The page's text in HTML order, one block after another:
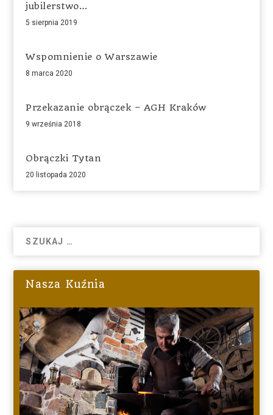
jubilerstwo…
5 sierpnia 2019
Wspomnienie o Warszawie
8 marca 2020
Przekazanie obrączek – AGH Kraków
9 września 2018
Obrączki Tytan
20 listopada 2020
Nasza Kuźnia